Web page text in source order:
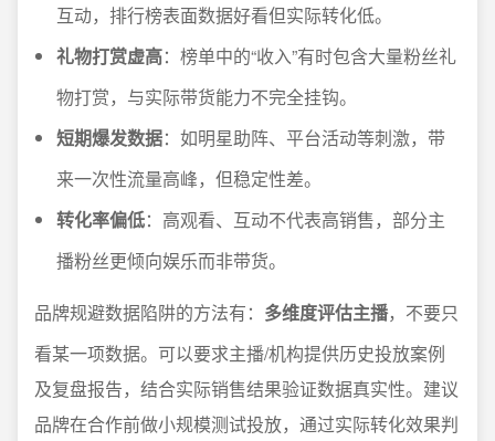
互动，排行榜表面数据好看但实际转化低。
礼物打赏虚高：榜单中的“收入”有时包含大量粉丝礼
物打赏，与实际带货能力不完全挂钩。
短期爆发数据：如明星助阵、平台活动等刺激，带
来一次性流量高峰，但稳定性差。
转化率偏低：高观看、互动不代表高销售，部分主
播粉丝更倾向娱乐而非带货。
品牌规避数据陷阱的方法有： 多维度评估主播，不要只
看某一项数据。可以要求主播/机构提供历史投放案例
及复盘报告，结合实际销售结果验证数据真实性。建议
品牌在合作前做小规模测试投放，通过实际转化效果判